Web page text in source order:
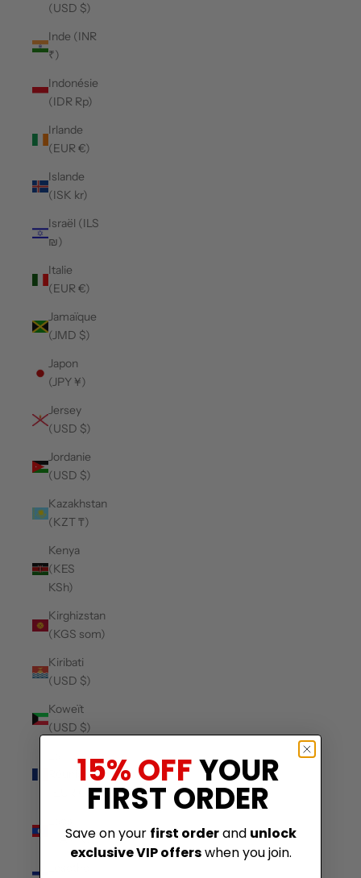
(USD $)
Inde (INR
₹)
Indonésie
(IDR Rp)
Irlande
(EUR €)
Islande
(ISK kr)
Israël (ILS
₪)
Italie
(EUR €)
Jamaïque
(JMD $)
Japon
(JPY ¥)
Jersey
(USD $)
Jordanie
(USD $)
Kazakhstan
(KZT ₸)
Kenya
(KES
KSh)
Kirghizstan
(KGS som)
Kiribati
(USD $)
Koweït
(USD $)
(EUR €)
(LAK ₭)
15% OFFYOUR
FIRST ORDER
Save on your first orderand unlock
exclusive VIP offerswhen you join.